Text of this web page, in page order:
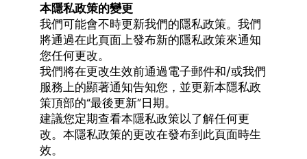
本隱私政策的變更
我們可能會不時更新我們的隱私政策。我們
將通過在此頁面上發布新的隱私政策來通知
您任何更改。
我們將在更改生效前通過電子郵件和/或我們
服務上的顯著通知告知您，並更新本隱私政
策頂部的“最後更新”日期。
建議您定期查看本隱私政策以了解任何更
改。本隱私政策的更改在發布到此頁面時生
效。